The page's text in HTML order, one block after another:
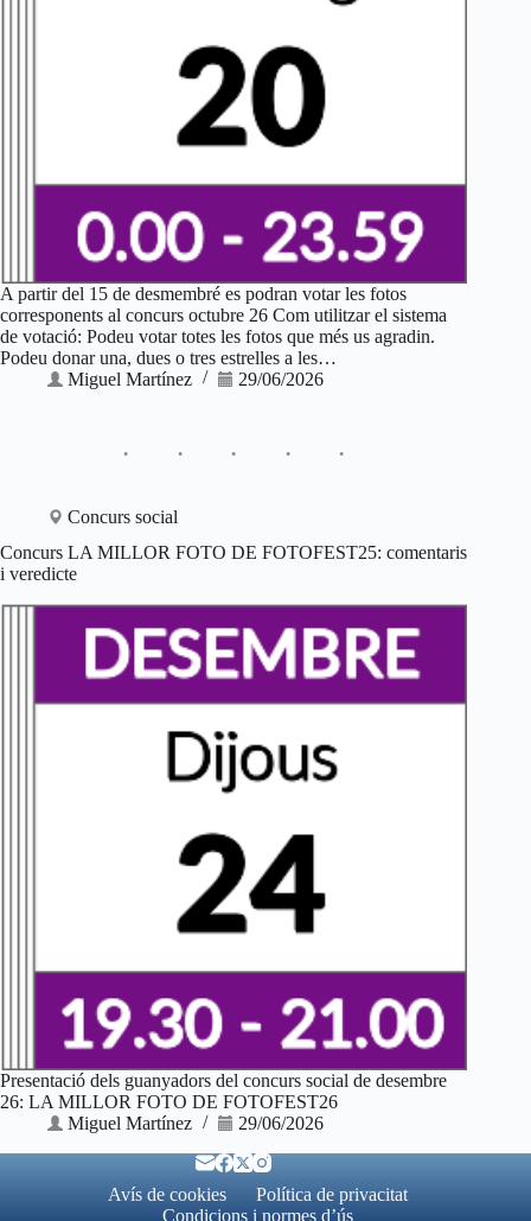
A partir del 15 de desmembré es podran votar les fotos
corresponents al concurs octubre 26 Com utilitzar el sistema
de votació: Podeu votar totes les fotos que més us agradin.
Podeu donar una, dues o tres estrelles a les…
Miguel Martínez
29/06/2026
Concurs social
Concurs LA MILLOR FOTO DE FOTOFEST25: comentaris
i veredicte
Presentació dels guanyadors del concurs social de desembre
26: LA MILLOR FOTO DE FOTOFEST26
Miguel Martínez
29/06/2026
Avís de cookies
Política de privacitat
Condicions i normes d’ús